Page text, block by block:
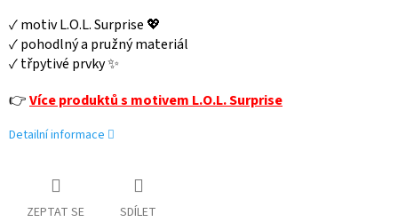
✓ motiv L.O.L. Surprise 💖
✓ pohodlný a pružný materiál
✓ třpytivé prvky ✨
👉Více produktů s motivem L.O.L. Surprise
Detailní informace
ZEPTAT SE SDÍLET